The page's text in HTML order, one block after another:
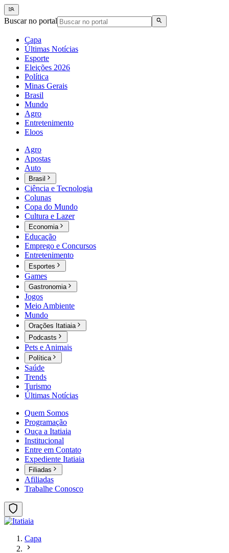
Buscar no portal
Capa
Últimas Notícias
Esporte
Eleições 2026
Política
Minas Gerais
Brasil
Mundo
Agro
Entretenimento
Eloos
Agro
Apostas
Auto
Brasil
Ciência e Tecnologia
Colunas
Copa do Mundo
Cultura e Lazer
Economia
Educação
Emprego e Concursos
Entretenimento
Esportes
Games
Gastronomia
Jogos
Meio Ambiente
Mundo
Orações Itatiaia
Podcasts
Pets e Animais
Política
Saúde
Trends
Turismo
Últimas Notícias
Quem Somos
Programação
Ouça a Itatiaia
Institucional
Entre em Contato
Expediente Itatiaia
Filiadas
Afiliadas
Trabalhe Conosco
Capa